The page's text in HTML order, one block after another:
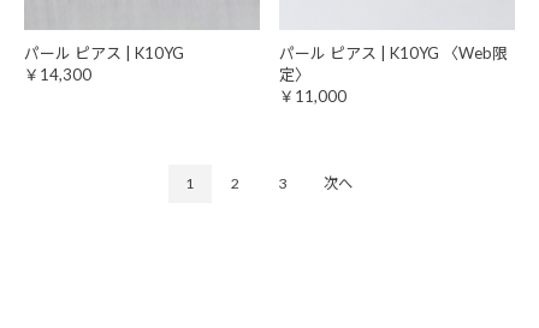
パール ピアス | K10YG
￥14,300
パール ピアス | K10YG 〈Web限
定〉
￥11,000
1 2 3 次へ